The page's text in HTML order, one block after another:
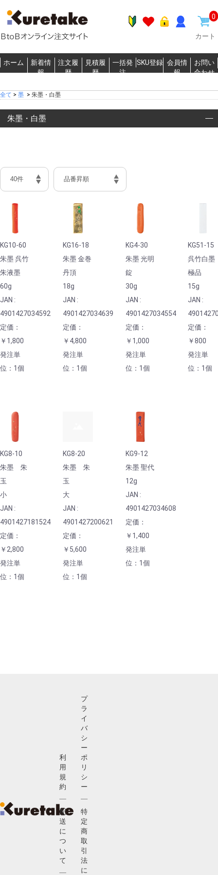
0
カート
ホーム
新着情
報
注文履
歴
見積履
歴
一括発
注
SKU登録 会員情
報
お問い
合わせ
全て > 墨 > 朱墨・白墨
朱墨・白墨
KG10-60
朱墨 呉竹
朱液墨
60g
JAN :
4901427034592
定価：
￥1,800
発注単
位：1個
KG16-18
朱墨 金巻
丹頂
18g
JAN :
4901427034639
定価：
￥4,800
発注単
位：1個
KG4-30
朱墨 光明
錠
30g
JAN :
4901427034554
定価：
￥1,000
発注単
位：1個
KG51-15
呉竹白墨
極品
15g
JAN :
定価：
￥800
発注単
位：1個
KG8-10
朱墨 朱
玉
小
JAN :
4901427181524
定価：
￥2,800
発注単
位：1個
KG8-20
朱墨 朱
玉
大
JAN :
4901427200621
定価：
￥5,600
発注単
位：1個
KG9-12
朱墨 聖代
12g
JAN :
4901427034608
定価：
￥1,400
発注単
位：1個
利
用
規
約
配
送
に
つ
い
て
プ
ラ
イ
バ
シ
ー
ポ
リ
シ
ー
特
定
商
取
引
法
に